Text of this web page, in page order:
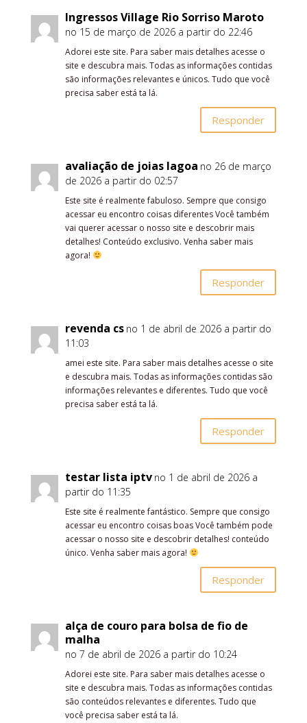
Ingressos Village Rio Sorriso Maroto
no 15 de março de 2026 a partir do 22:46
Adorei este site. Para saber mais detalhes acesse o
site e descubra mais. Todas as informações contidas
são informações relevantes e únicos. Tudo que você
precisa saber está ta lá.
Responder
avaliação de joias lagoa no 26 de março
de 2026 a partir do 02:57
Este site é realmente fabuloso. Sempre que consigo
acessar eu encontro coisas diferentes Você também
vai querer acessar o nosso site e descobrir mais
detalhes! Conteúdo exclusivo. Venha saber mais
agora!
Responder
revenda cs no 1 de abril de 2026 a partir do
11:03
amei este site. Para saber mais detalhes acesse o site
e descubra mais. Todas as informações contidas são
informações relevantes e diferentes. Tudo que você
precisa saber está ta lá.
Responder
testar lista iptv no 1 de abril de 2026 a
partir do 11:35
Este site é realmente fantástico. Sempre que consigo
acessar eu encontro coisas boas Você também pode
acessar o nosso site e descobrir detalhes! conteúdo
único. Venha saber mais agora!
Responder
alça de couro para bolsa de fio de
malha
no 7 de abril de 2026 a partir do 10:24
Adorei este site. Para saber mais detalhes acesse o
site e descubra mais. Todas as informações contidas
são conteúdos relevantes e diferentes. Tudo que
você precisa saber está ta lá.